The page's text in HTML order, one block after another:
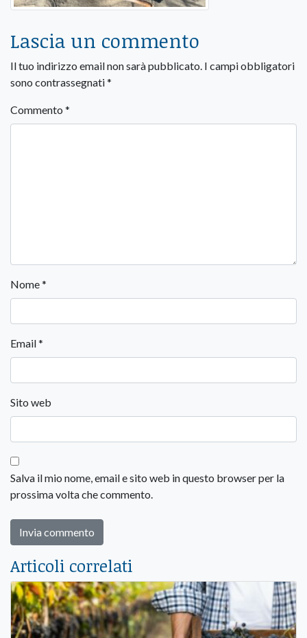
Lascia un commento
Il tuo indirizzo email non sarà pubblicato. I campi obbligatori
sono contrassegnati*
Commento *
Nome*
Email*
Sito web
Salva il mio nome, email e sito web in questo browser per la
prossima volta che commento.
Articoli correlati